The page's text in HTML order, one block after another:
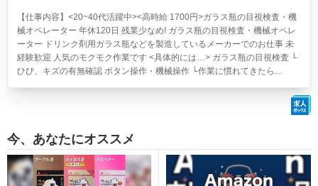
【仕事内容】<20~40代活躍中><高時給 1700円>ガラス瓶の目視検査・機
械オペレーター 年休120日 残業少なめ!ガラス瓶の目視検査・機械オペレ
ーター ドリンク剤用ガラス瓶などを製造しているメーカーでのお仕事 未
経験歓迎 人気のモクモク作業です <具体的には…> ガラス瓶の目視検査 └
ひび、キズの有無確認 ボタン操作・機械操作 └作業に慣れてきたら...
今、あなたにオススメ